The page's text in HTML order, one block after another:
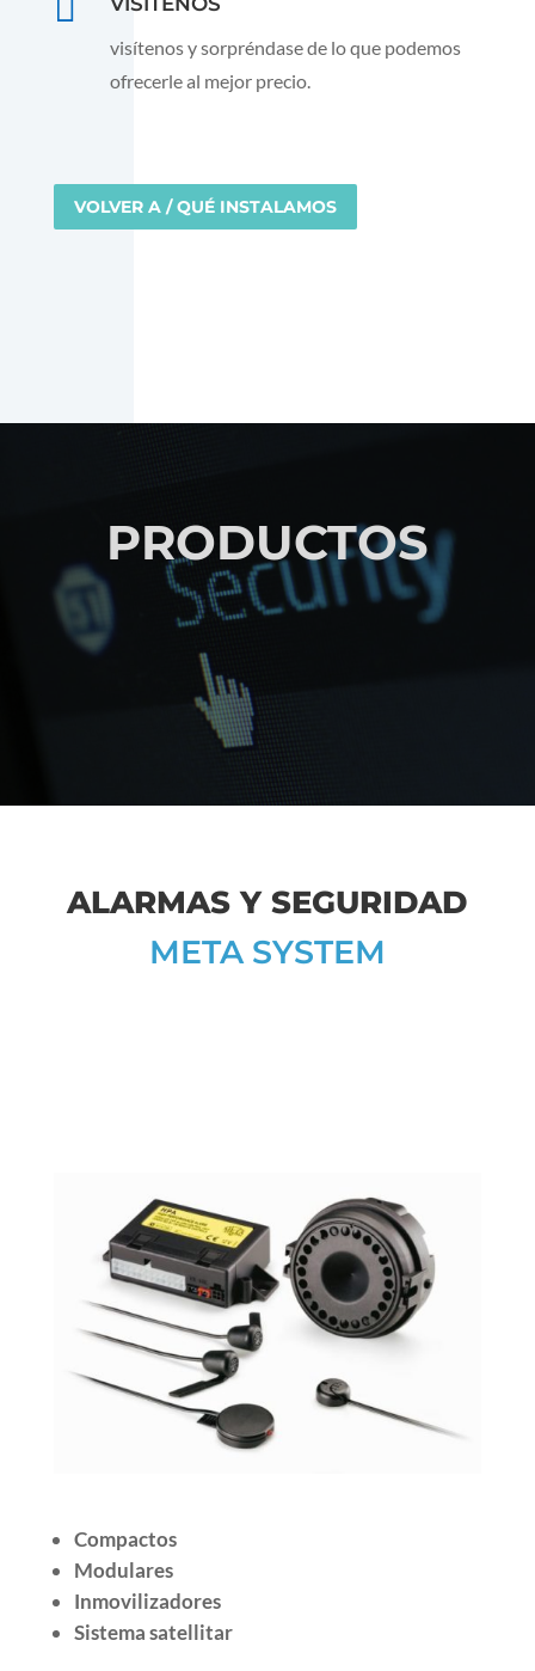

visítenos y sorpréndase de lo que podemos
ofrecerle al mejor precio.
VOLVER A / QUÉ INSTALAMOS
PRODUCTOS
ALARMAS Y SEGURIDAD
META SYSTEM
Compactos
Modulares
Inmovilizadores
Sistema satellitar